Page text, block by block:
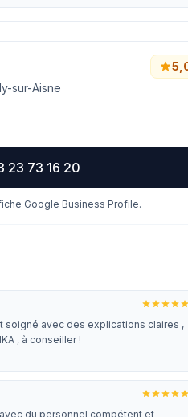
sur-Aisne
23 73 16 20
Google Business Profile.
soigné avec des explications claires ,
, à conseiller !
du personnel compétent et